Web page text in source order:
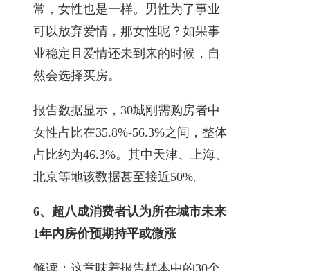
常，女性也是一样。男性为了事业
可以放弃爱情，那女性呢？如果事
业稳定且爱情还未到来的时候，自
然会选择买房。
报告数据显示，30城刚需购房者中
女性占比在35.8%-56.3%之间，整体
占比约为46.3%。其中天津、上海、
北京等地该数据甚至接近50%。
6、超八成消费者认为所在城市未来
1年内房价预期持平或微涨
解读：这意味着报告样本中的30个